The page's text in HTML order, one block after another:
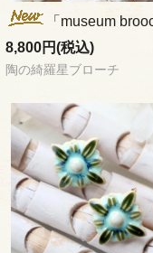
「museum
8,800円(税込)
陶の綺羅星ブローチ